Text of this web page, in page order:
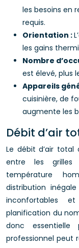
les besoins en
requis.
Orientation :
les gains
Nombre
est élevé, plus
Appareils
cuisinière, de
augmente les
Débit d’air
Le débit d’air
entre les grilles
température
distribution
inconfortables
planification du
donc essentielle
professionnel peut